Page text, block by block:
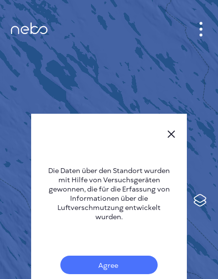
Sensoren
Heatmap zur Verschmutzung
Temperatur Hot-Spots
ANMELDEN
STADTPLAN
SENSOR NEBO
Česky
Deutsch
Español
FUNKTIONSWEISE
Die Daten über den Standort wurden
mit Hilfe von Versuchsgeräten
gewonnen, die für die Erfassung von
Informationen über die
Luftverschmutzung entwickelt
wurden.
Agree